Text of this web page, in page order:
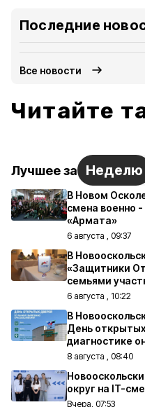
Последние
Все новости
Читайте
Лучшее за Неделю
В Новом
смена военно -
«Армата»
6 августа , 09:37
В
«Защитники
семьями
6 августа , 10:22
В
День
диагностике
8 августа , 08:40
округ на IT-
Вчера, 07:53